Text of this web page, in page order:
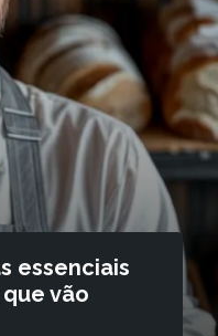
essenciais
vão